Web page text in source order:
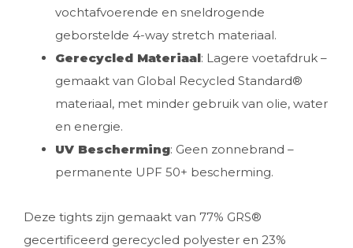
vochtafvoerende en sneldrogende
geborstelde 4-way stretch materiaal.
Gerecycled Materiaal: Lagere voetafdruk –
gemaakt van Global Recycled Standard®
materiaal, met minder gebruik van olie, water
en energie.
UV Bescherming: Geen zonnebrand –
permanente UPF 50+ bescherming.
Deze tights zijn gemaakt van 77% GRS®
gecertificeerd gerecycled polyester en 23%